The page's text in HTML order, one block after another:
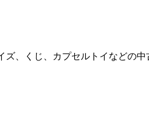
ズ、くじ、カプセルトイなどの